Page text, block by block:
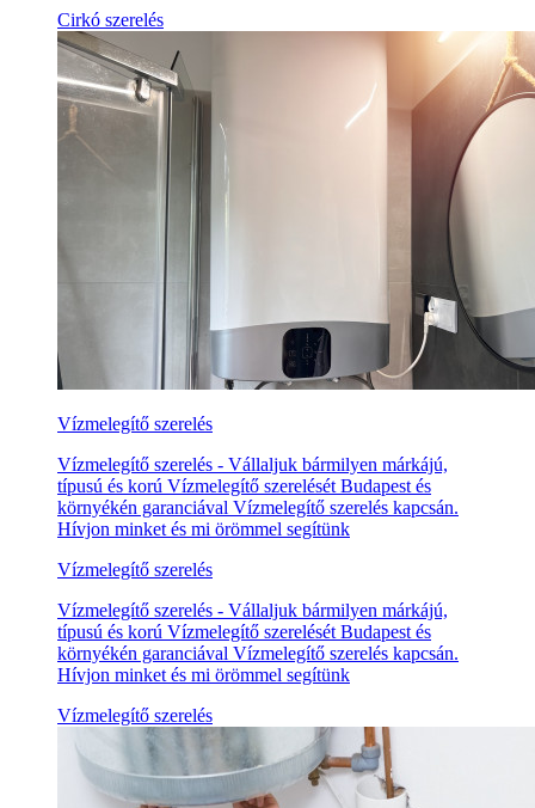
Cirkó szerelés
Vízmelegítő szerelés
Vízmelegítő szerelés - Vállaljuk bármilyen márkájú,
típusú és korú Vízmelegítő szerelését Budapest és
környékén garanciával Vízmelegítő szerelés kapcsán.
Hívjon minket és mi örömmel segítünk
Vízmelegítő szerelés
Vízmelegítő szerelés - Vállaljuk bármilyen márkájú,
típusú és korú Vízmelegítő szerelését Budapest és
környékén garanciával Vízmelegítő szerelés kapcsán.
Hívjon minket és mi örömmel segítünk
Vízmelegítő szerelés